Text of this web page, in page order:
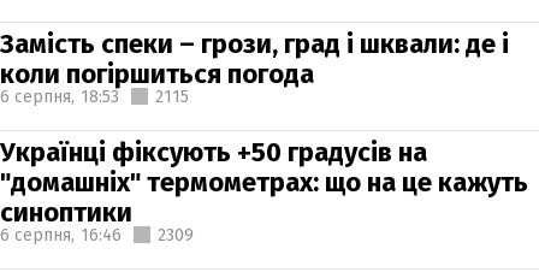
Замість спеки – грози, град і шквали: де і
коли погіршиться погода
6 серпня, 18:53 2115
Українці фіксують +50 градусів на
"домашніх" термометрах: що на це кажуть
синоптики
6 серпня, 16:46 2309